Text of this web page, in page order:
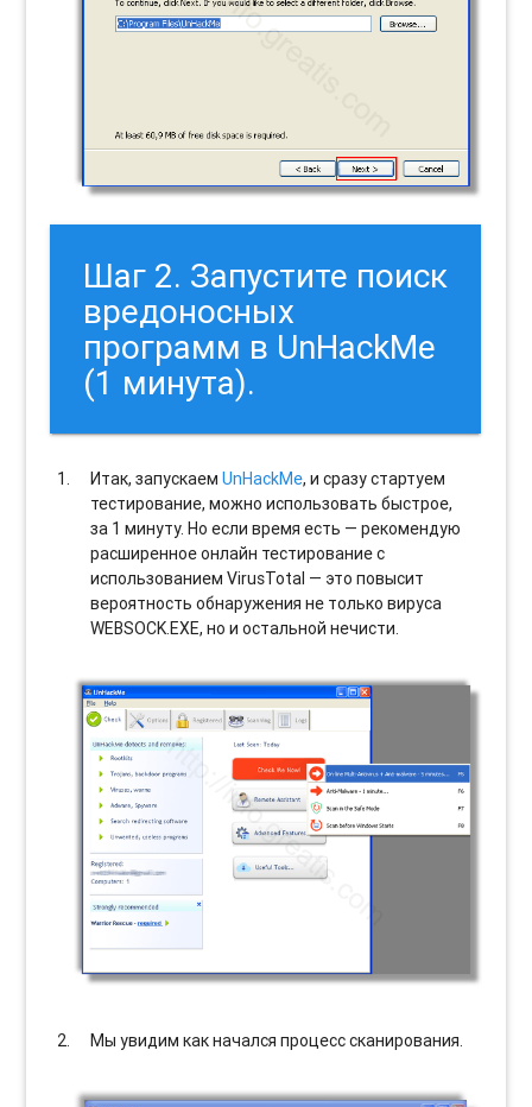
Шаг 2. Запустите поиск
вредоносных
программ в UnHackMe
(1 минута).
Итак, запускаемUnHackMe, и сразу стартуем
тестирование, можно использовать быстрое,
за 1 минуту. Но если время есть — рекомендую
расширенное онлайн тестирование с
использованием VirusTotal — это повысит
вероятность обнаружения не только вируса
WEBSOCK.EXE, но и остальной нечисти.
Мы увидим как начался процесс сканирования.